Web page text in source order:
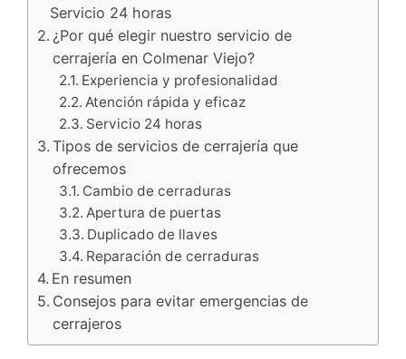
Servicio 24 horas
¿Por qué elegir nuestro servicio de
cerrajería en Colmenar Viejo?
Experiencia y profesionalidad
Atención rápida y eficaz
Servicio 24 horas
Tipos de servicios de cerrajería que
ofrecemos
Cambio de cerraduras
Apertura de puertas
Duplicado de llaves
Reparación de cerraduras
En resumen
Consejos para evitar emergencias de
cerrajeros